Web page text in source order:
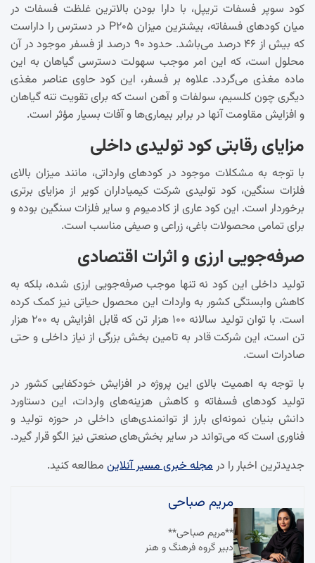
کود سوپر فسفات تریپل، با دارا بودن بالاترین غلظت فسفات در
میان کودهای فسفاته، بیشترین میزان P۲۰۵ در دسترس را داراست
که بیش از ۴۶ درصد می‌باشد. حدود ۹۰ درصد از فسفر موجود در آن
محلول است، که این امر موجب سهولت دسترسی گیاهان به این
ماده مغذی می‌گردد. علاوه بر فسفر، این کود حاوی عناصر مغذی
دیگری چون کلسیم، سولفات و آهن است که برای تقویت تنه گیاهان
و افزایش مقاومت آنها در برابر بیماری‌ها و آفات بسیار مؤثر است.
مزایای رقابتی کود تولیدی داخلی
با توجه به مشکلات موجود در کودهای وارداتی، مانند میزان بالای
فلزات سنگین، کود تولیدی شرکت کیمیاداران کویر از مزایای برتری
برخوردار است. این کود عاری از کادمیوم و سایر فلزات سنگین بوده و
برای تمامی محصولات باغی، زراعی و صیفی مناسب است.
صرفه‌جویی ارزی و اثرات اقتصادی
تولید داخلی این کود نه تنها موجب صرفه‌جویی ارزی شده، بلکه به
کاهش وابستگی کشور به واردات این محصول حیاتی نیز کمک کرده
است. با توان تولید سالانه ۱۰۰ هزار تن که قابل افزایش به ۲۰۰ هزار
تن است، این شرکت قادر به تامین بخش بزرگی از نیاز داخلی و حتی
صادرات است.
با توجه به اهمیت بالای این پروژه در افزایش خودکفایی کشور در
تولید کودهای فسفاته و کاهش هزینه‌های واردات، این دستاورد
دانش بنیان نمونه‌ای بارز از توانمندی‌های داخلی در حوزه تولید و
فناوری است که می‌تواند در سایر بخش‌های صنعتی نیز الگو قرار گیرد.
جدیدترین اخبار را درمجله خبری مسیر آنلاین مطالعه کنید.
مریم صباحی
**مریم صباحی**
دبیر گروه فرهنگ و هنر